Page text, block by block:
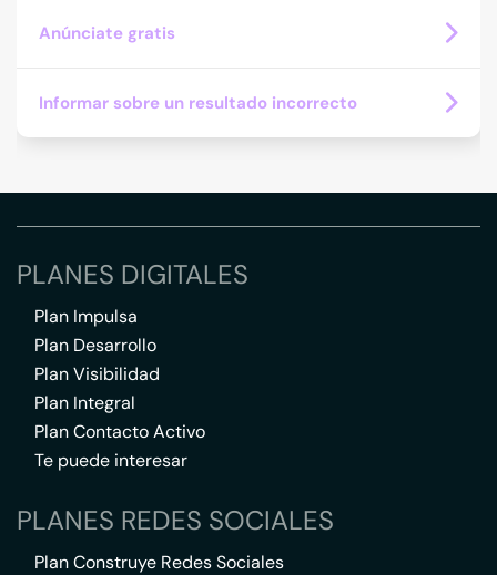
Anúnciate gratis
Informar sobre un resultado incorrecto
PLANES DIGITALES
Plan Impulsa
Plan Desarrollo
Plan Visibilidad
Plan Integral
Plan Contacto Activo
Te puede interesar
PLANES REDES SOCIALES
Plan Construye Redes Sociales